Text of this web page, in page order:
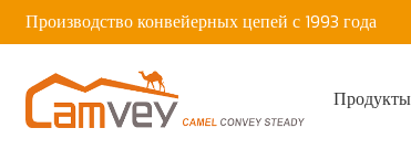
Производство конвейерных цепей с 1993 года
Продукты